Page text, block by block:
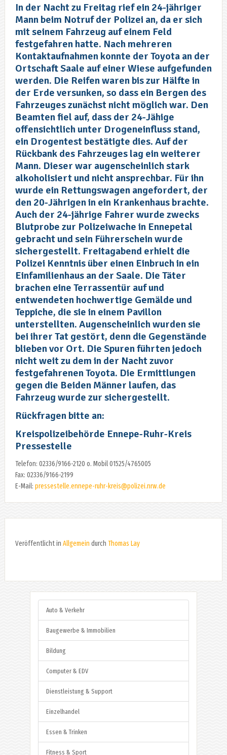
In der Nacht zu Freitag rief ein 24-jähriger
Mann beim Notruf der Polizei an, da er sich
mit seinem Fahrzeug auf einem Feld
festgefahren hatte. Nach mehreren
Kontaktaufnahmen konnte der Toyota an der
Ortschaft Saale auf einer Wiese aufgefunden
werden. Die Reifen waren bis zur Hälfte in
der Erde versunken, so dass ein Bergen des
Fahrzeuges zunächst nicht möglich war. Den
Beamten fiel auf, dass der 24-Jähige
offensichtlich unter Drogeneinfluss stand,
ein Drogentest bestätigte dies. Auf der
Rückbank des Fahrzeuges lag ein weiterer
Mann. Dieser war augenscheinlich stark
alkoholisiert und nicht ansprechbar. Für ihn
wurde ein Rettungswagen angefordert, der
den 20-Jährigen in ein Krankenhaus brachte.
Auch der 24-jährige Fahrer wurde zwecks
Blutprobe zur Polizeiwache in Ennepetal
gebracht und sein Führerschein wurde
sichergestellt. Freitagabend erhielt die
Polizei Kenntnis über einen Einbruch in ein
Einfamilienhaus an der Saale. Die Täter
brachen eine Terrassentür auf und
entwendeten hochwertige Gemälde und
Teppiche, die sie in einem Pavillon
unterstellten. Augenscheinlich wurden sie
bei ihrer Tat gestört, denn die Gegenstände
blieben vor Ort. Die Spuren führten jedoch
nicht weit zu dem in der Nacht zuvor
festgefahrenen Toyota. Die Ermittlungen
gegen die Beiden Männer laufen, das
Fahrzeug wurde zur sichergestellt.
Rückfragen bitte an:
Kreispolizeibehörde Ennepe-Ruhr-Kreis
Pressestelle
Telefon: 02336/9166-2120 o. Mobil 01525/4765005
Fax: 02336/9166-2199
E-Mail: pressestelle.ennepe-ruhr-kreis@polizei.nrw.de
Veröffentlicht in Allgemein durch Thomas Lay
Auto & Verkehr
Baugewerbe & Immobilien
Bildung
Computer & EDV
Dienstleistung & Support
Einzelhandel
Essen & Trinken
Fitness & Sport